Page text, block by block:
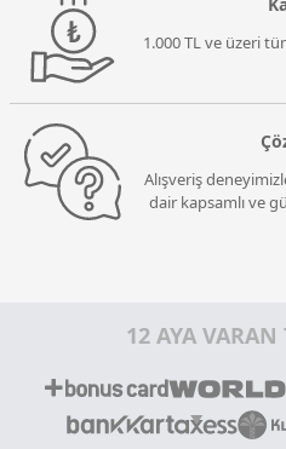
1.000 TL ve üzeri
Alışveriş
dair kapsamlı ve
12 AYA